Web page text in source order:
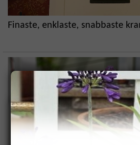
Finaste, enklaste, snabbaste